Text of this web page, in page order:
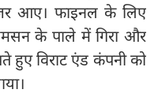
आए। फाइनल के लिए
के पाले में गिरा और
हुए विराट एंड कंपनी को